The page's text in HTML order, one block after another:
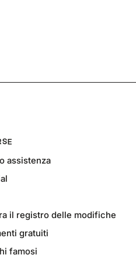
assistenza
il registro delle modifiche
gratuiti
famosi